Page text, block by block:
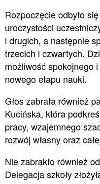
Rozpoczęcie odbyło
uroczystości
i drugich, a następnie
trzecich i czwartych.
możliwość spokojnego
nowego etapu nauki.
Głos zabrała również
Kucińska, która
pracy, wzajemnego
rozwój własny oraz
Nie zabrakło również
Delegacja szkoły